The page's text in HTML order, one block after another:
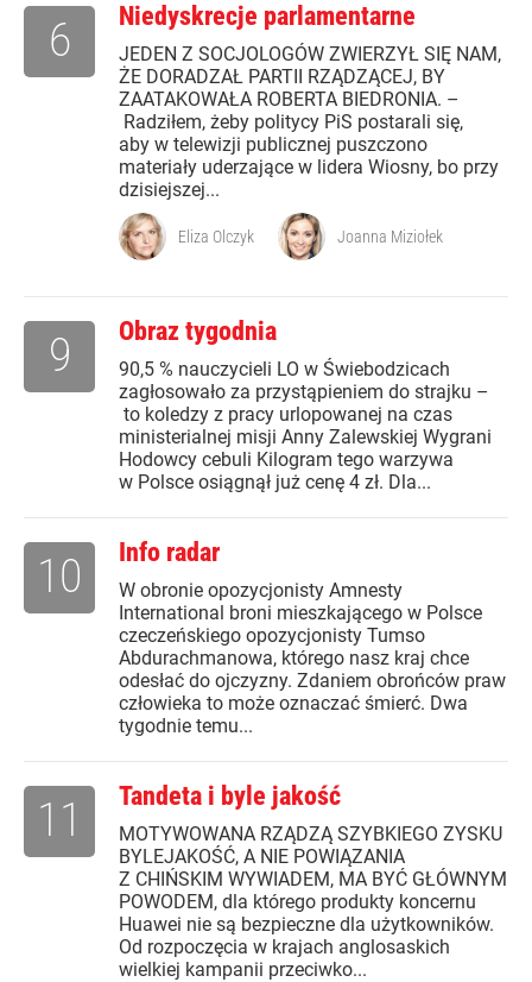
Niedyskrecje parlamentarne
JEDEN Z SOCJOLOGÓW ZWIERZYŁ SIĘ NAM,
ŻE DORADZAŁ PARTII RZĄDZĄCEJ, BY
ZAATAKOWAŁA ROBERTA BIEDRONIA. –
Radziłem, żeby politycy PiS postarali się,
aby w telewizji publicznej puszczono
materiały uderzające w lidera Wiosny, bo przy
dzisiejszej...
6
Eliza Olczyk Joanna Miziołek
Obraz tygodnia
90,5 % nauczycieli LO w Świebodzicach
zagłosowało za przystąpieniem do strajku –
to koledzy z pracy urlopowanej na czas
ministerialnej misji Anny Zalewskiej Wygrani
Hodowcy cebuli Kilogram tego warzywa
w Polsce osiągnął już cenę 4 zł. Dla...
9
Info radar
W obronie opozycjonisty Amnesty
International broni mieszkającego w Polsce
czeczeńskiego opozycjonisty Tumso
Abdurachmanowa, którego nasz kraj chce
odesłać do ojczyzny. Zdaniem obrońców praw
człowieka to może oznaczać śmierć. Dwa
tygodnie temu...
10
Tandeta i byle jakość
MOTYWOWANA RZĄDZĄ SZYBKIEGO ZYSKU
BYLEJAKOŚĆ, A NIE POWIĄZANIA
Z CHIŃSKIM WYWIADEM, MA BYĆ GŁÓWNYM
POWODEM, dla którego produkty koncernu
Huawei nie są bezpieczne dla użytkowników.
Od rozpoczęcia w krajach anglosaskich
wielkiej kampanii przeciwko...
11